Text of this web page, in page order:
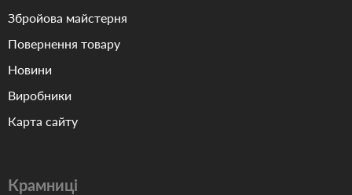
Збройова майстерня
Повернення товару
Новини
Виробники
Карта сайту
Крамниці